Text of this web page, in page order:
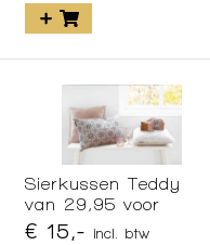
Sierkussen Teddy
van 29,95 voor
€ 15,- incl. btw